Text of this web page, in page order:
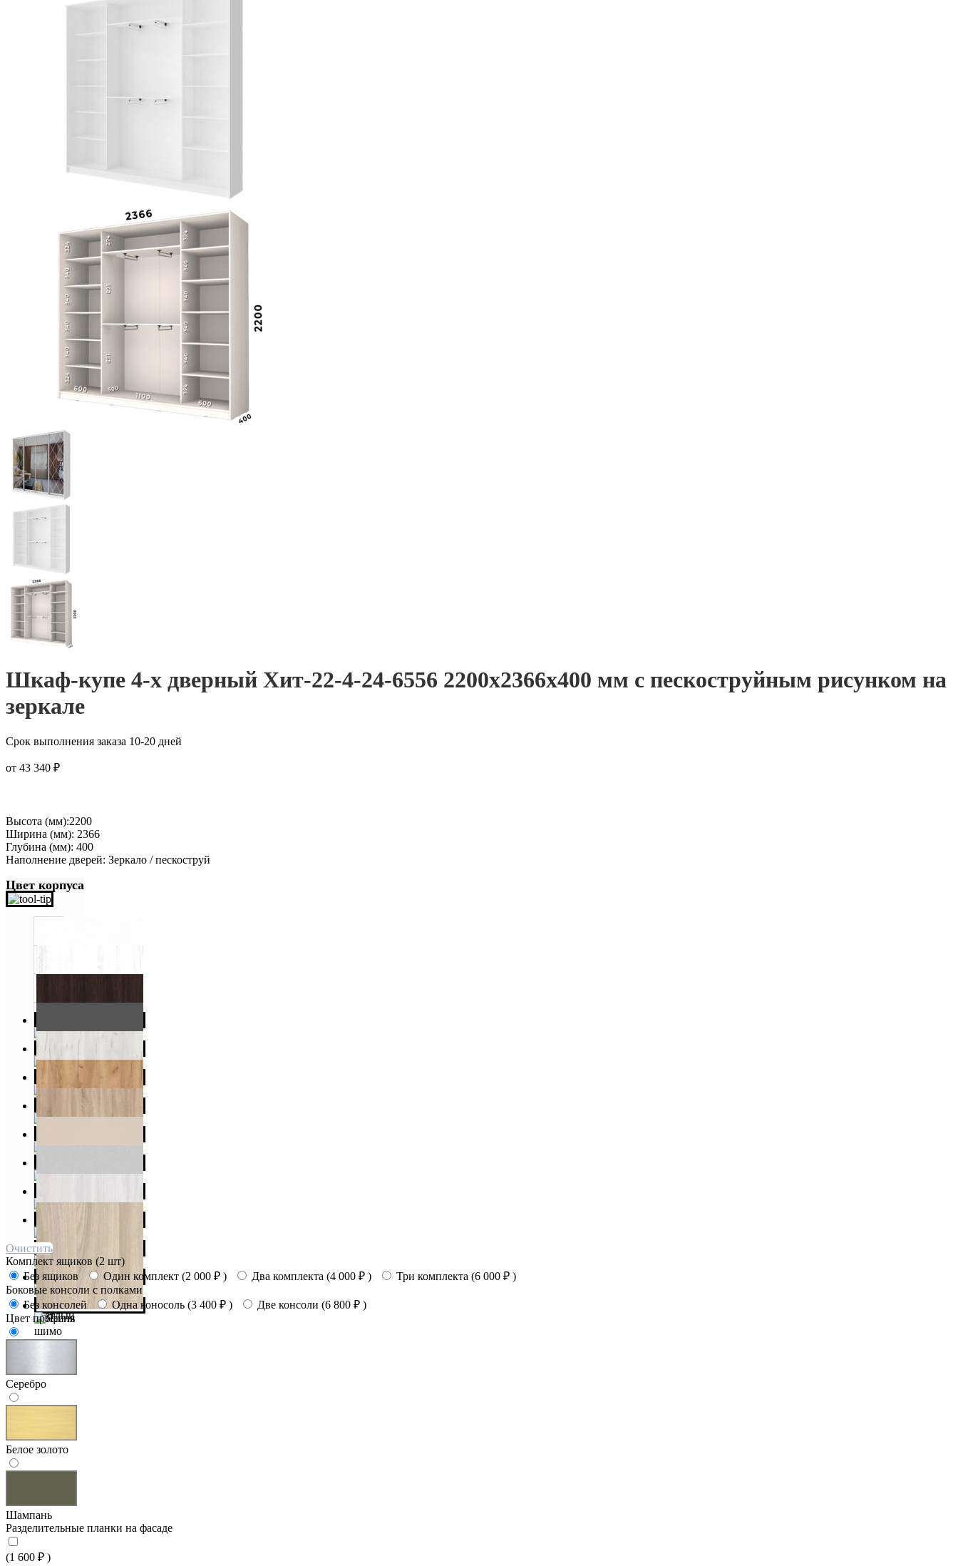
Шкаф-купе 4-х дверный Хит-22-4-24-6556 2200x2366x400 мм с пескоструйным рисунком на
зеркале
Срок выполнения заказа 10-20 дней
от 43 340 ₽
Высота (мм):2200
Ширина (мм): 2366
Глубина (мм): 400
Наполнение дверей: Зеркало / пескоструй
Цвет корпуса
Очистить
Комплект ящиков (2 шт)
Без ящиков
Один комплект (2 000 ₽ ) Два комплекта (4 000 ₽ ) Три комплекта (6 000 ₽ )
Боковые консоли с полками
Без консолей
Одна коносоль (3 400 ₽ ) Две консоли (6 800 ₽ )
Цвет профиля
Серебро
Белое золото
Шампань
Разделительные планки на фасаде
(1 600 ₽ )